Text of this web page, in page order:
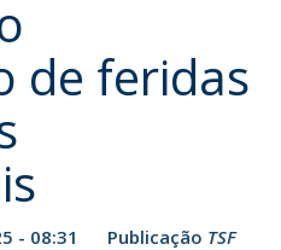
de feridas
- 08:31 Publicação TSF